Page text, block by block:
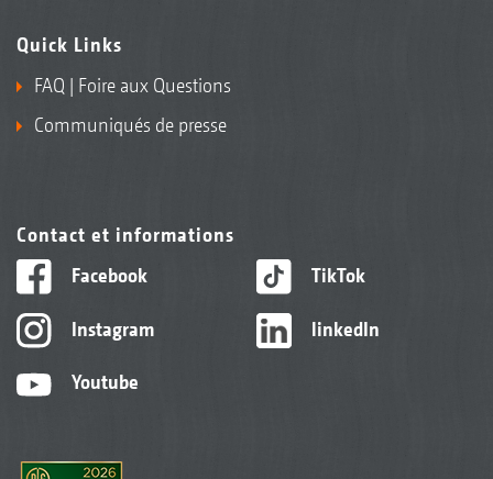
Quick Links
FAQ | Foire aux Questions
Communiqués de presse
Contact et informations
Facebook
Instagram
Youtube
TikTok
linkedIn